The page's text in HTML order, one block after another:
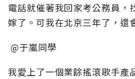
電話就催著我回家考公務員，
嫁了。可我在北京三年了，還
@于嵐同學
我愛上了一個業餘搖滾歌手產